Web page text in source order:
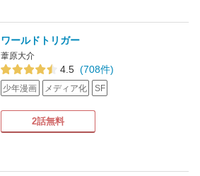
ワールドトリガー
葦原大介
4.5 (708件)
少年漫画 メディア化 SF
2話無料